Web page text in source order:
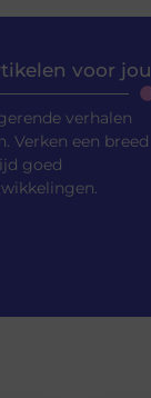
voor jou
verhalen
Verken een breed
goed